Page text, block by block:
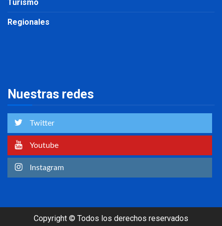
Turismo
Regionales
Nuestras redes
Twitter
Youtube
Instagram
Copyright © Todos los derechos reservados